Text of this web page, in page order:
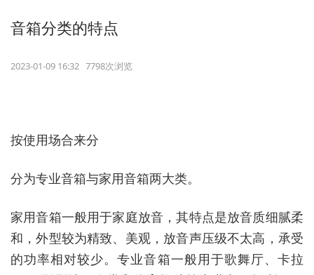
音箱分类的特点
2023-01-09 16:32 7798次浏览
按使用场合来分
分为专业音箱与家用音箱两大类。
家用音箱一般用于家庭放音，其特点是放音质细腻柔
和，外型较为精致、美观，放音声压级不太高，承受
的功率相对较少。专业音箱一般用于歌舞厅、卡拉